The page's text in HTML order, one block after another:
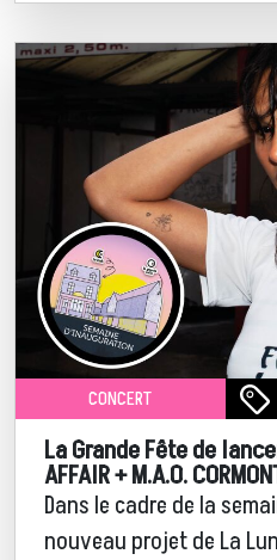
CONCERT
La Grande Fête de
AFFAIR + M.A.O.
Dans le cadre de la
nouveau projet de La